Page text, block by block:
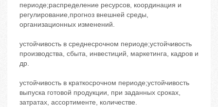
периоде;распределение ресурсов, координация и
регулирование,прогноз внешней среды,
организационных изменений.
устойчивость в среднесрочном периоде;устойчивость
производства, сбыта, инвестиций, маркетинга, кадров и
др.
устойчивость в краткосрочном периоде;устойчивость
выпуска готовой продукции, при заданных сроках,
затратах, ассортименте, количестве.